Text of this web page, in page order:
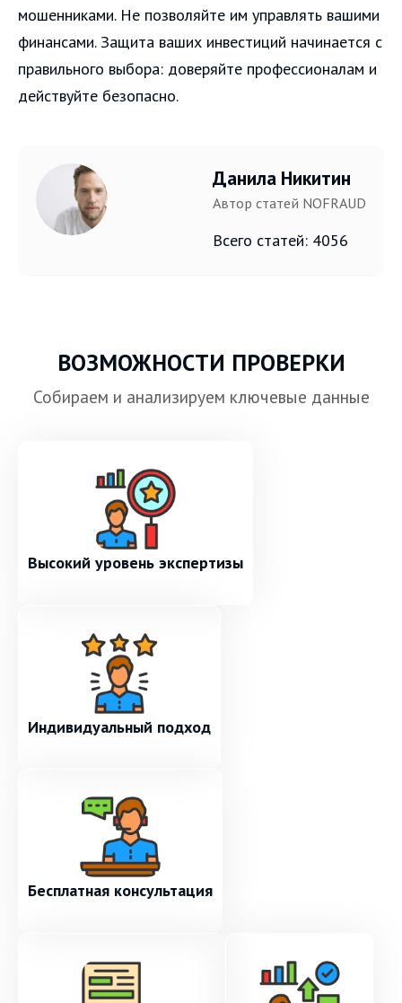
мошенниками. Не позволяйте им управлять вашими
финансами. Защита ваших инвестиций начинается с
правильного выбора: доверяйте профессионалам и
действуйте безопасно.
Данила Никитин
Автор статей NOFRAUD
Всего статей: 4056
ВОЗМОЖНОСТИ ПРОВЕРКИ
Собираем и анализируем ключевые данные
Высокий уровень экспертизы
Индивидуальный подход
Бесплатная консультация